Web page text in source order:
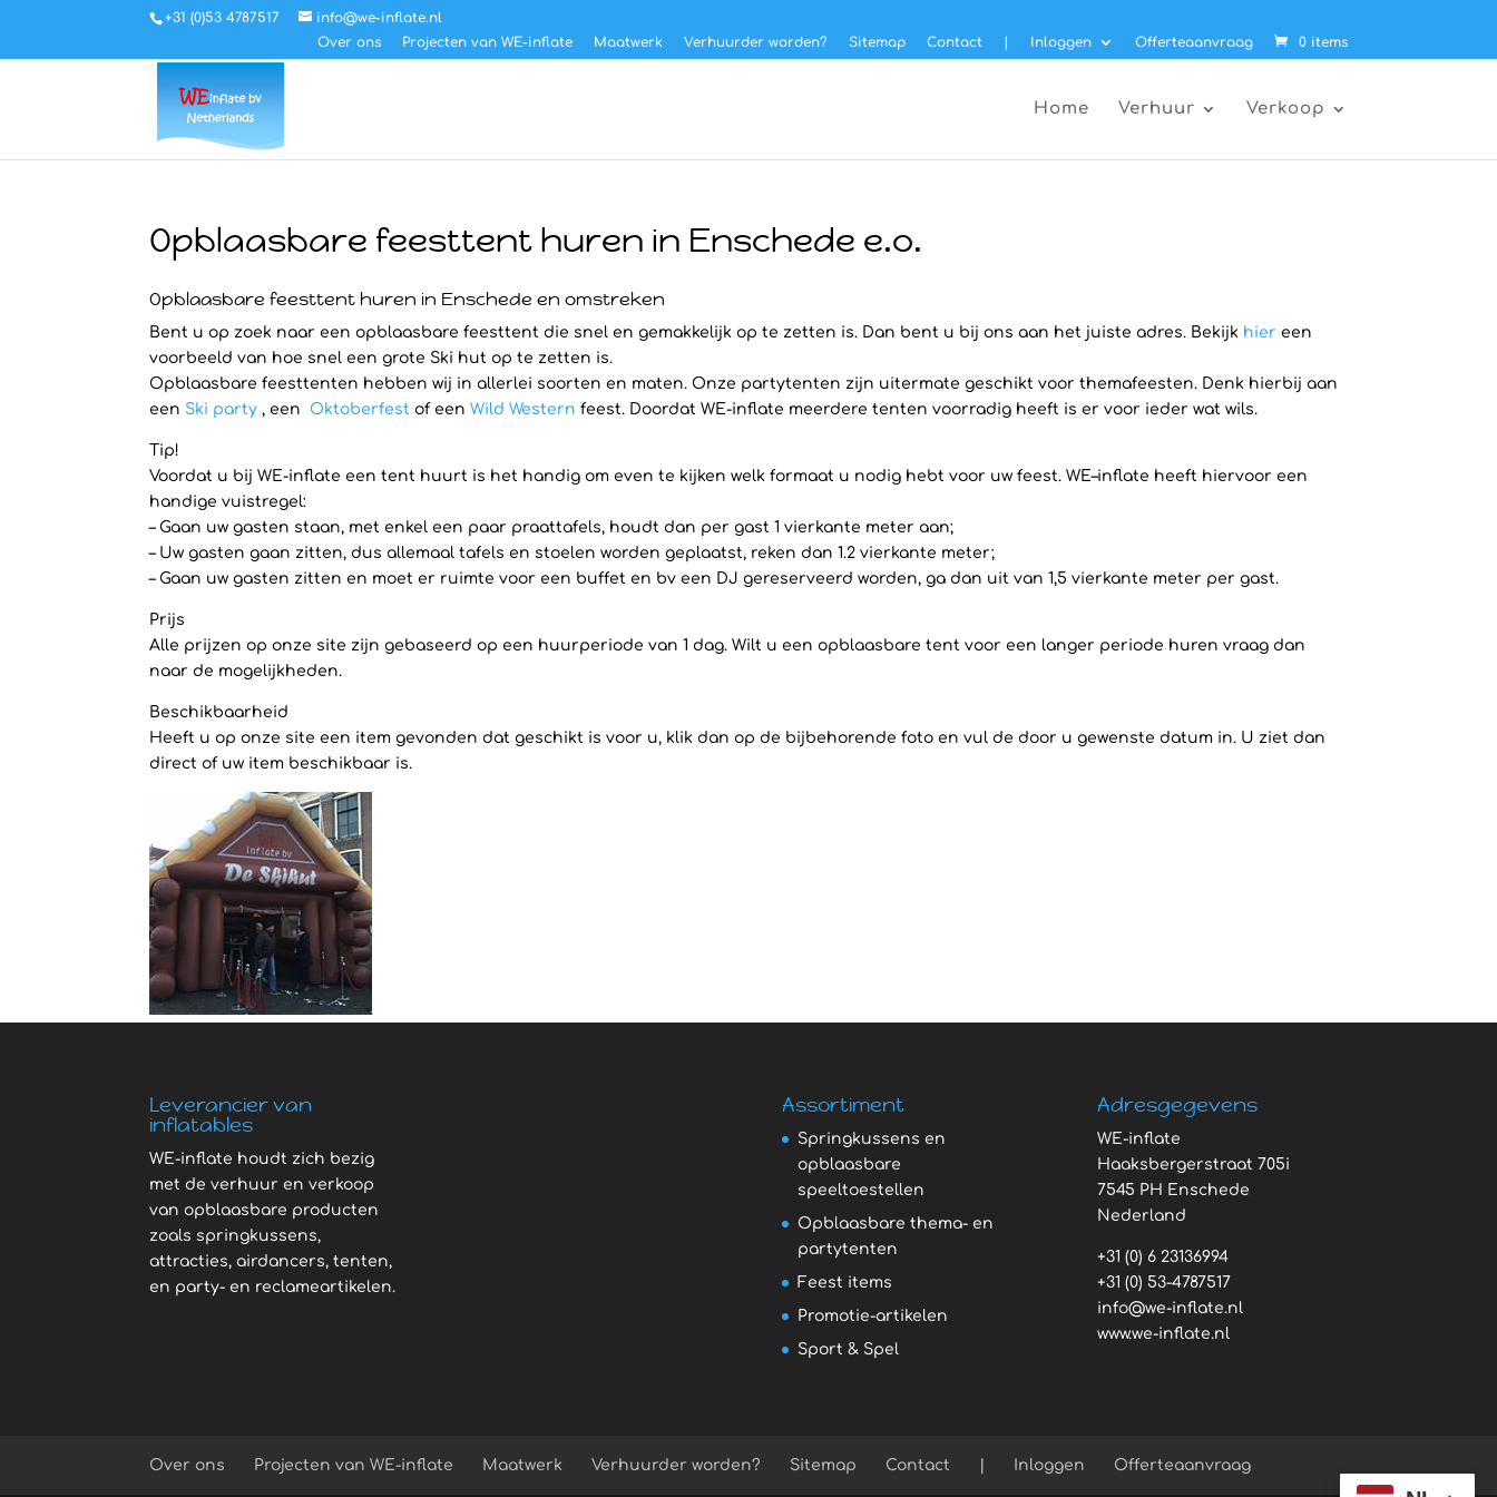
+31 (0)53 4787517
info@we-inflate.nl
Over ons
Projecten van WE-inflate Maatwerk Verhuurder worden? Sitemap Contact Inloggen Offerteaanvraag 0 items
Home Verhuur Verkoop
Opblaasbare feesttent huren in Enschede e.o.
Opblaasbare feesttent huren in Enschede en omstreken
Bent u op zoek naar een opblaasbare feesttent die snel en gemakkelijk op te zetten is. Dan bent u bij ons aan het juiste adres. Bekijk hier een
voorbeeld van hoe snel een grote Ski hut op te zetten is.
Opblaasbare feesttenten hebben wij in allerlei soorten en maten. Onze partytenten zijn uitermate geschikt voor themafeesten. Denk hierbij aan
een Ski party , een Oktoberfest of eenWild Western feest. Doordat WE-inflate meerdere tenten voorradig heeft is er voor ieder wat wils.
Tip!
Voordat u bij WE-inflate een tent huurt is het handig om even te kijken welk formaat u nodig hebt voor uw feest. WE–inflate heeft hiervoor een
handige vuistregel:
– Gaan uw gasten staan, met enkel een paar praattafels, houdt dan per gast 1 vierkante meter aan;
– Uw gasten gaan zitten, dus allemaal tafels en stoelen worden geplaatst, reken dan 1.2 vierkante meter;
– Gaan uw gasten zitten en moet er ruimte voor een buffet en bv een DJ gereserveerd worden, ga dan uit van 1,5 vierkante meter per gast.
Prijs
Alle prijzen op onze site zijn gebaseerd op een huurperiode van 1 dag. Wilt u een opblaasbare tent voor een langer periode huren vraag dan
naar de mogelijkheden.
Beschikbaarheid
Heeft u op onze site een item gevonden dat geschikt is voor u, klik dan op de bijbehorende foto en vul de door u gewenste datum in. U ziet dan
direct of uw item beschikbaar is.
Leverancier van
inflatables
WE-inflate houdt zich bezig
met de verhuur en verkoop
van opblaasbare producten
zoals springkussens,
attracties, airdancers, tenten,
en party- en reclameartikelen.
Assortiment
Springkussens en
opblaasbare
speeltoestellen
Opblaasbare thema- en
partytenten
Feest items
Promotie-artikelen
Sport & Spel
Adresgegevens
WE-inflate
Haaksbergerstraat 705i
7545 PH Enschede
Nederland
+31 (0) 6 23136994
+31 (0) 53-4787517
info@we-inflate.nl
www.we-inflate.nl
Over ons Projecten van WE-inflate Maatwerk Verhuurder worden? Sitemap Contact | Inloggen Offerteaanvraag